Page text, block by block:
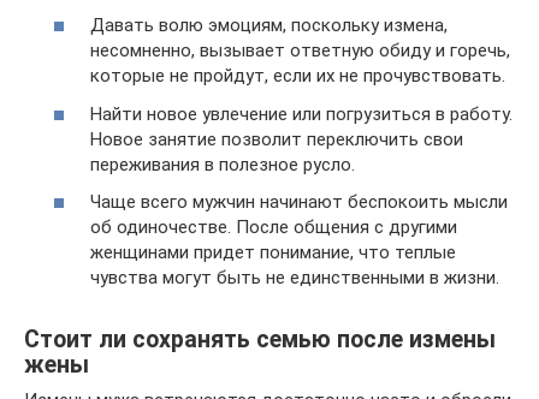
Давать волю эмоциям, поскольку измена,
несомненно, вызывает ответную обиду и горечь,
которые не пройдут, если их не прочувствовать.
Найти новое увлечение или погрузиться в работу.
Новое занятие позволит переключить свои
переживания в полезное русло.
Чаще всего мужчин начинают беспокоить мысли
об одиночестве. После общения с другими
женщинами придет понимание, что теплые
чувства могут быть не единственными в жизни.
Стоит ли сохранять семью после измены
жены